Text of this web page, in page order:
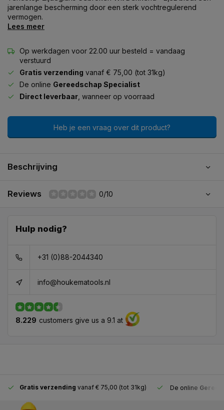
jarenlange bescherming door een sterk vochtregulerend
vermogen.
Lees meer
Op werkdagen voor 22.00 uur besteld = vandaag
verstuurd
Gratis verzending vanaf € 75,00 (tot 31kg)
De online Gereedschap Specialist
Direct leverbaar , wanneer op voorraad
Heb je een vraag over dit product?
Beschrijving
Reviews 0/10
Hulp nodig?
+31 (0)88-2044340
info@houkematools.nl
8.229 customers give us a 9.1 at
Gratis verzending vanaf € 75,00 (tot 31kg) De online